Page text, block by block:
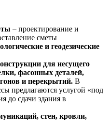
– проектирование и
сметы
и геодезические
для несущего
фасонных деталей,
и перекрытий. В
предлагаются услугой «под
до сдачи здания в
стен, кровли,